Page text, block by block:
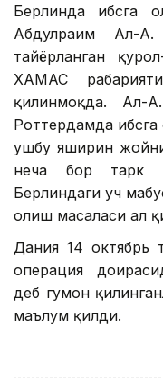
Берлинда ҳибсга
Абдулраҳим Ал-
тайёрланган
ХАМАС
қилинмоқда.
Роттердамда
ушбу яширин
неча бор тарк
Берлиндаги уч
олиш масаласи ҳал
Дания 14 октябрь
операция
деб гумон
маълум қилди.